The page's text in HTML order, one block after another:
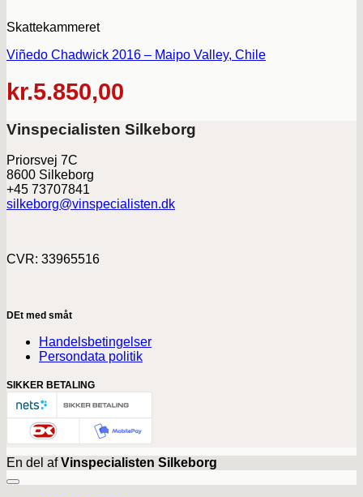
Skattekammeret
Viñedo Chadwick 2016 – Maipo Valley, Chile
kr.5.850,00
Vinspecialisten Silkeborg
Priorsvej 7C
8600 Silkeborg
+45 73707841
silkeborg@vinspecialisten.dk
CVR: 33965516
DEt med småt
Handelsbetingelser
Persondata politik
SIKKER BETALING
En del afVinspecialisten Silkeborg